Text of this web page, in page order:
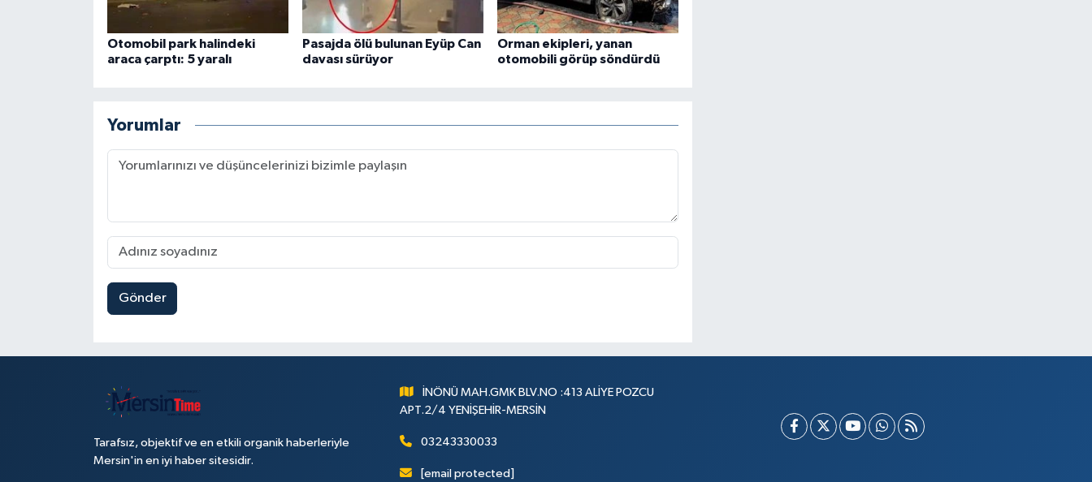
Otomobil park halindeki
araca çarptı: 5 yaralı
Pasajda ölü bulunan Eyüp Can
davası sürüyor
Orman ekipleri, yanan
otomobili görüp söndürdü
Yorumlar
Gönder
Tarafsız, objektif ve en etkili organik haberleriyle
Mersin'in en iyi haber sitesidir.
İNÖNÜ MAH.GMK BLV.NO :413 ALİYE POZCU
APT.2/4 YENİŞEHİR-MERSİN
03243330033
[email protected]